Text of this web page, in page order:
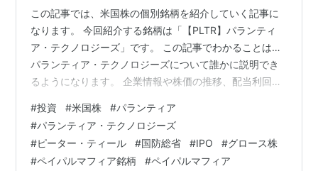
この記事では、米国株の個別銘柄を紹介していく記事に
なります。 今回紹介する銘柄は「【PLTR】パランティ
ア・テクノロジーズ」です。 この記事でわかることは…
パランティア・テクノロジーズについて誰かに説明でき
るようになります。 企業情報や株価の推移、配当利回り
クノロジーズについての最新ニュースをまとめていま
す。
#投資 #米国株 #パランティア
#パランティア・テクノロジーズ
#ピーター・ティール #国防総省 #IPO #グロース株
#ペイパルマフィア銘柄 #ペイパルマフィア